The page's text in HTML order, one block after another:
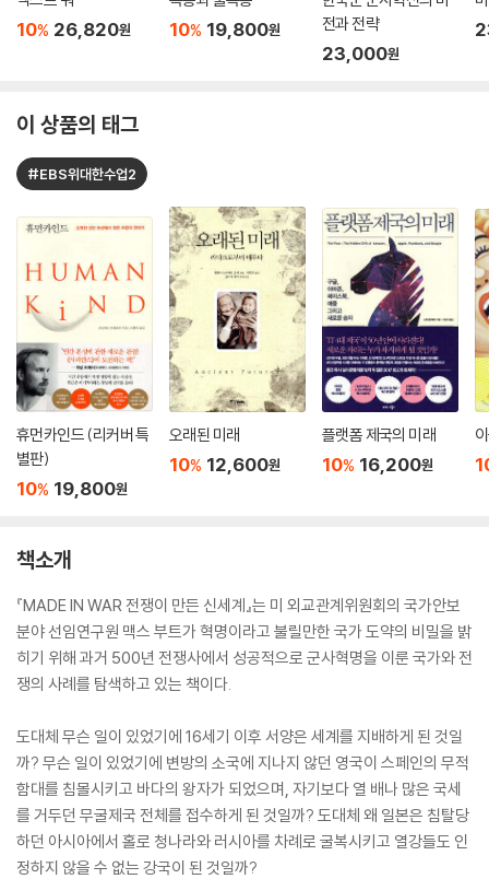
10% 26,820원 10% 19,800원
전과 전략
23,000원
이 상품의 태그
#EBS위대한수업2
휴먼카인드 (리커버 특
별판)
10% 19,800원
오래된 미래
10% 12,600원
플랫폼 제국의 미래
10% 16,200원
책소개
『MADE IN WAR 전쟁이 만든 신세계』는 미 외교관계위원회의 국가안보
분야 선임연구원 맥스 부트가 혁명이라고 불릴만한 국가 도약의 비밀을 밝
히기 위해 과거 500년 전쟁사에서 성공적으로 군사혁명을 이룬 국가와 전
쟁의 사례를 탐색하고 있는 책이다.
도대체 무슨 일이 있었기에 16세기 이후 서양은 세계를 지배하게 된 것일
까? 무슨 일이 있었기에 변방의 소국에 지나지 않던 영국이 스페인의 무적
함대를 침몰시키고 바다의 왕자가 되었으며, 자기보다 열 배나 많은 국세
를 거두던 무굴제국 전체를 접수하게 된 것일까? 도대체 왜 일본은 침탈당
하던 아시아에서 홀로 청나라와 러시아를 차례로 굴복시키고 열강들도 인
정하지 않을 수 없는 강국이 된 것일까?